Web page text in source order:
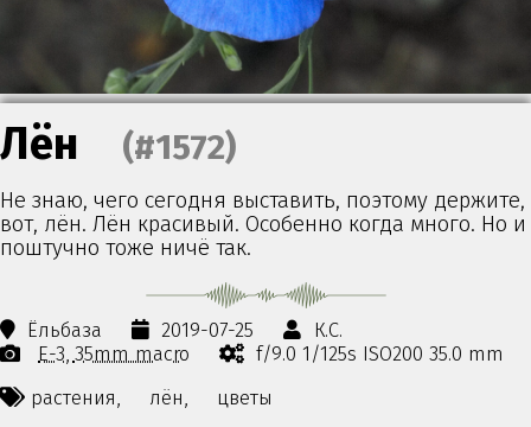
Лён (#1572)
Не знаю, чего сегодня выставить, поэтому держите,
вот, лён. Лён красивый. Особенно когда много. Но и
поштучно тоже ничё так.
Ёльбаза 2019-07-25
К.С.
E-3 35mm macro
f/9.0 1/125s ISO200 35.0 mm
растения,
лён,
цветы